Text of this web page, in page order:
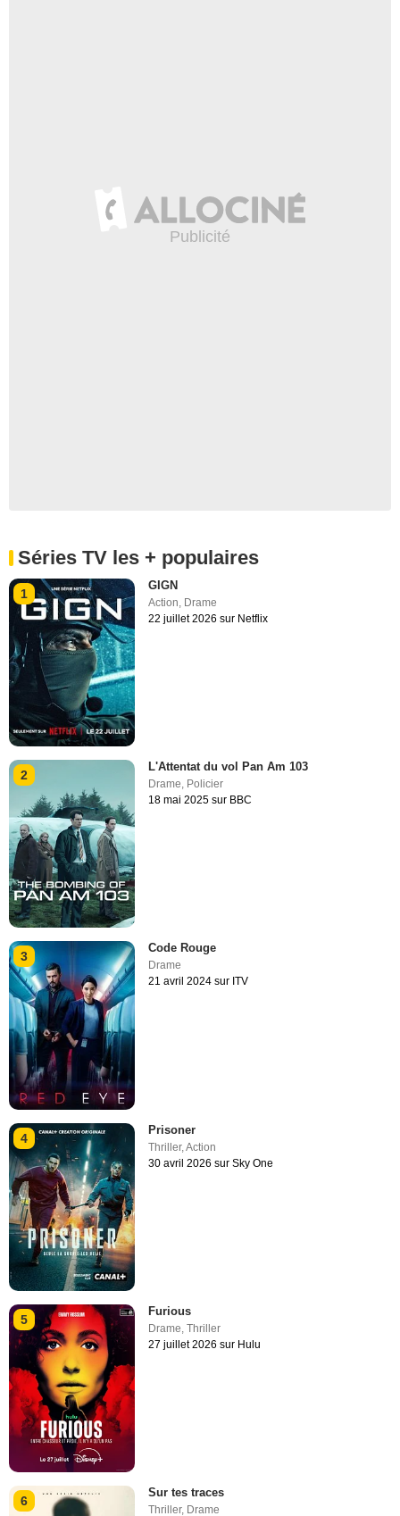
Séries TV les + populaires
1
GIGN
Action Drame
22 juillet 2026 sur Netflix
2
L'Attentat du vol Pan Am 103
Drame, Policier
18 mai 2025 sur BBC
3
Code Rouge
Drame
21 avril 2024 sur ITV
4
Prisoner
Thriller,Action
30 avril 2026 sur Sky One
5
Furious
Drame,Thriller
27 juillet 2026 sur Hulu
6
Sur tes traces
Thriller, Drame